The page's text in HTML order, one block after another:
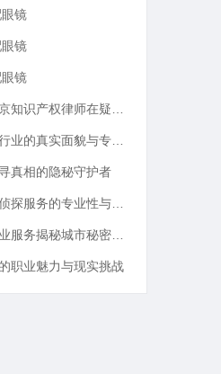
镜
镜
镜
真相的隐秘守护者
职业魅力与现实挑战